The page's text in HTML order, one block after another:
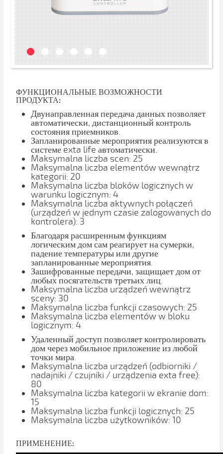
ФУНКЦИОНАЛЬНЫЕ ВОЗМОЖНОСТИ
ПРОДУКТА:
Двунаправленная передача данных позволяет
автоматически, дистанционный контроль
состояния приемников.
Запланированные мероприятия реализуются в
системе exta life автоматически.
Maksymalna liczba scen: 25
Maksymalna liczba elementów wewnątrz
kategorii: 20
Maksymalna liczba bloków logicznych w
warunku logicznym: 4
Maksymalna liczba aktywnych połączeń
(urządzeń w jednym czasie zalogowanych do
kontrolera): 3
Благодаря расширенным функциям
логическим дом сам реагирует на сумерки,
падение температуры или другие
запланированные мероприятия.
Зашифрованные передачи, защищает дом от
любых посягательств третьих лиц.
Maksymalna liczba urządzeń wewnątrz
sceny: 30
Maksymalna liczba funkcji czasowych: 25
Maksymalna liczba elementów w bloku
logicznym: 4
Удаленный доступ позволяет контролировать
дом через мобильное приложение из любой
точки мира.
Maksymalna liczba urządzeń (odbiorniki /
nadajniki / czujniki / urządzenia exta free):
80
Maksymalna liczba kategorii w ekranie dom:
15
Maksymalna liczba funkcji logicznych: 25
Maksymalna liczba użytkowników: 10
ПРИМЕНЕНИЕ: